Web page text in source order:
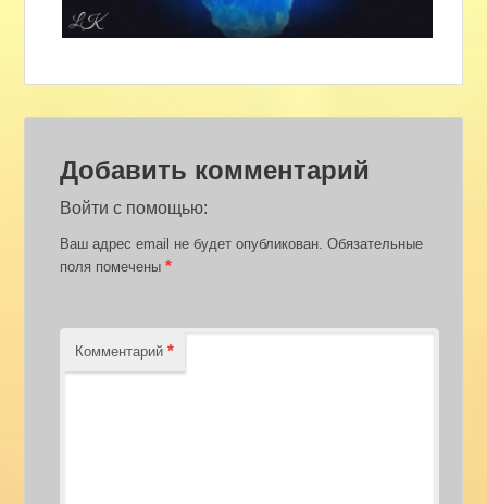
Добавить комментарий
Войти с помощью:
Ваш адрес email не будет опубликован. Обязательные
поля помечены*
Комментарий*